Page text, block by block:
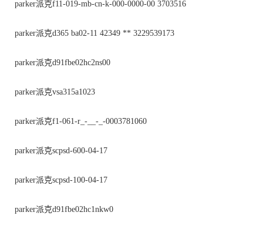
parker派克f11-019-mb-cn-k-000-0000-00 3703516
parker派克d365 ba02-11 42349 ** 3229539173
parker派克d91fbe02hc2ns00
parker派克vsa315a1023
parker派克f1-061-r_-__-_-0003781060
parker派克scpsd-600-04-17
parker派克scpsd-100-04-17
parker派克d91fbe02hc1nkw0